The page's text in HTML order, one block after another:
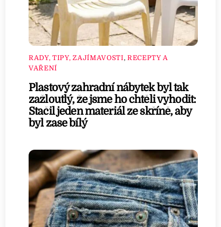
RADY, TIPY, ZAJÍMAVOSTI, RECEPTY A
VAŘENÍ
Plastový zahradní nábytek byl tak
zažloutlý, že jsme ho chtěli vyhodit:
Stačil jeden materiál ze skříně, aby
byl zase bílý